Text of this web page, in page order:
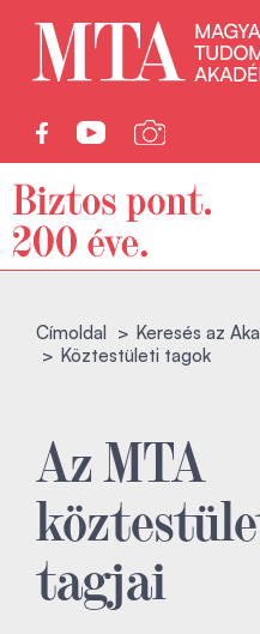
Címoldal
Keresés az
Köztestületi tagok
Az MTA
tagjai